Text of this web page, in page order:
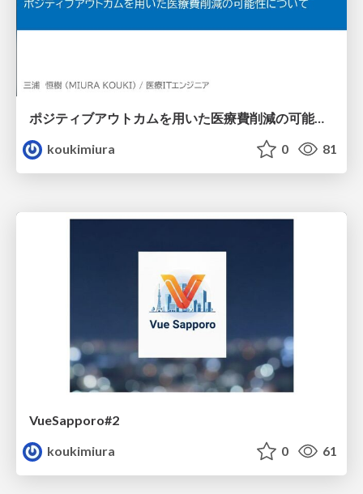
ポジティブアウトカムを用いた医療費削減の可能性について
koukimiura
0 81
VueSapporo#2
koukimiura
0 61